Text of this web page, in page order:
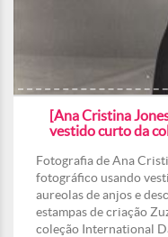
[Ana Cristina
vestido curto da
Fotografia de Ana
fotográfico usando
aureolas de anjos e
estampas de criação
coleção International